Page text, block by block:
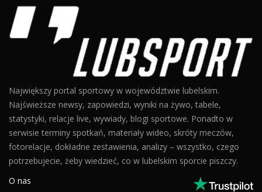
Największy portal sportowy w województwie lubelskim.
Najświeższe newsy, zapowiedzi, wyniki na żywo, tabele,
statystyki, relacje live, wywiady, blogi sportowe. Ponadto w
serwisie terminy spotkań, materiały wideo, skróty meczów,
fotorelacje, dokładne zestawienia, analizy – wszystko, czego
potrzebujecie, żeby wiedzieć, co w lubelskim sporcie piszczy.
O nas